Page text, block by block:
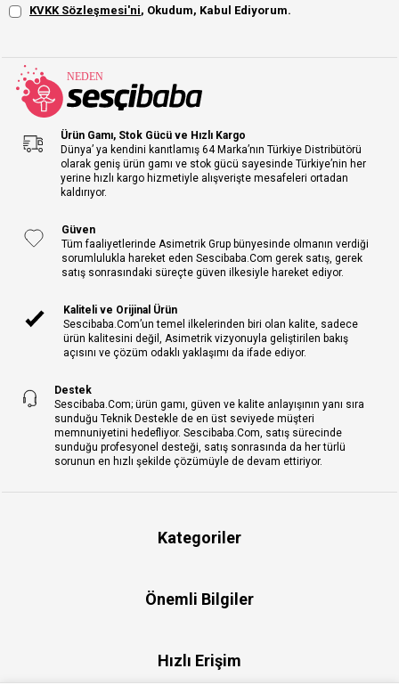
KVKK Sözleşmesi'ni, Okudum, Kabul Ediyorum.
Ürün Gamı, Stok Gücü ve Hızlı Kargo
Dünya’ ya kendini kanıtlamış 64 Marka’nın Türkiye Distribütörü
olarak geniş ürün gamı ve stok gücü sayesinde Türkiye’nin her
yerine hızlı kargo hizmetiyle alışverişte mesafeleri ortadan
kaldırıyor.
Güven
Tüm faaliyetlerinde Asimetrik Grup bünyesinde olmanın verdiği
sorumlulukla hareket eden Sescibaba.Com gerek satış, gerek
satış sonrasındaki süreçte güven ilkesiyle hareket ediyor.
Kaliteli ve Orijinal Ürün
Sescibaba.Com’un temel ilkelerinden biri olan kalite, sadece
ürün kalitesini değil, Asimetrik vizyonuyla geliştirilen bakış
açısını ve çözüm odaklı yaklaşımı da ifade ediyor.
Destek
Sescibaba.Com; ürün gamı, güven ve kalite anlayışının yanı sıra
sunduğu Teknik Destekle de en üst seviyede müşteri
memnuniyetini hedefliyor. Sescibaba.Com, satış sürecinde
sunduğu profesyonel desteği, satış sonrasında da her türlü
sorunun en hızlı şekilde çözümüyle de devam ettiriyor.
Kategoriler
Önemli Bilgiler
Hızlı Erişim